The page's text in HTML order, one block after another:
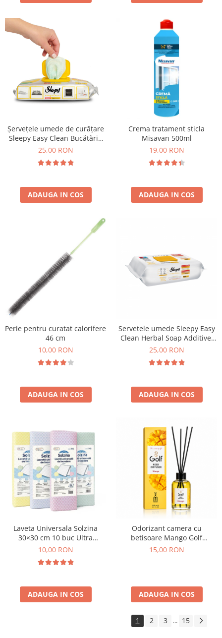
Șervețele umede de curățare
Sleepy Easy Clean Bucătărie
Degresante cu spumă activă
25,00 RON
ADAUGA IN COS
Crema tratament sticla
Misavan 500ml
19,00 RON
ADAUGA IN COS
Perie pentru curatat calorifere
46 cm
10,00 RON
ADAUGA IN COS
Servetele umede Sleepy Easy
Clean Herbal Soap Additive,
100 buc
25,00 RON
ADAUGA IN COS
Laveta Universala Solzina
30×30 cm 10 buc Ultra
Absorbante, Rezistente,
Diverse Culori
10,00 RON
ADAUGA IN COS
Odorizant camera cu
betisoare Mango Golf
Cosmetics 110 ml
15,00 RON
ADAUGA IN COS
1 2 3 ... 15